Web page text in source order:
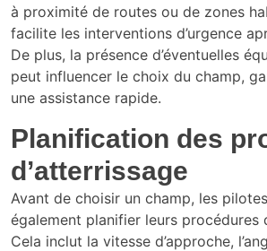
à proximité de routes ou de zones
facilite les interventions d’urgence
De plus, la présence d’éventuelles
peut influencer le choix du champ,
une assistance rapide.
Planification des
d’atterrissage
Avant de choisir un champ, les
également planifier leurs procédures
Cela inclut la vitesse d’approche,